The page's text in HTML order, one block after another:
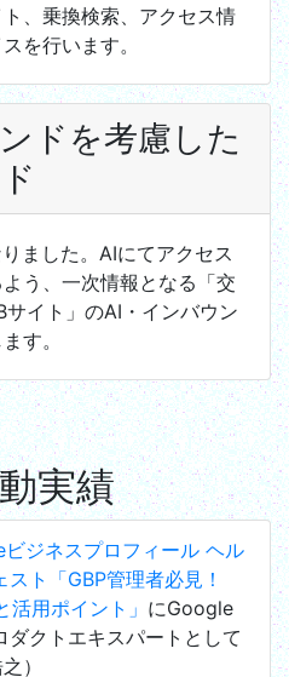
、乗換検索、アクセス情
を行います。
ドを考慮した
ました。AIにてアクセス
う、一次情報となる「交
イト」のAI・インバウン
す。
実績
ジネスプロフィール ヘル
ト「GBP管理者必見！
用ポイント」 にGoogle
クトエキスパートとして
）